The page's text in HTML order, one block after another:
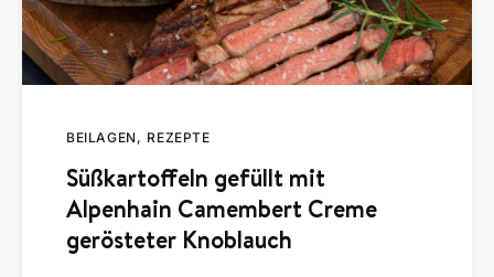
BEILAGEN REZEPTE
Süßkartoffeln gefüllt mit
Alpenhain Camembert Creme
gerösteter Knoblauch